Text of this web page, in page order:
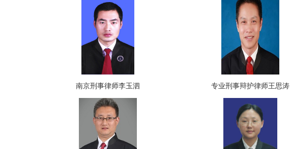
南京刑事律师李玉泗 专业刑事辩护律师王思涛